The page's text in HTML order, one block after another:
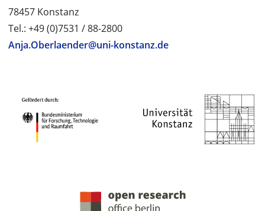
78457 Konstanz
Tel.: +49 (0)7531 / 88-2800
Anja.Oberlaender@uni-konstanz.de